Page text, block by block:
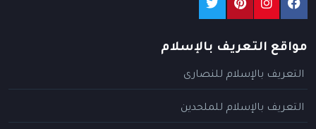
مواقع التعريف بالإسلام
التعريف بالإسلام للنصارى
التعريف بالإسلام للملحدين